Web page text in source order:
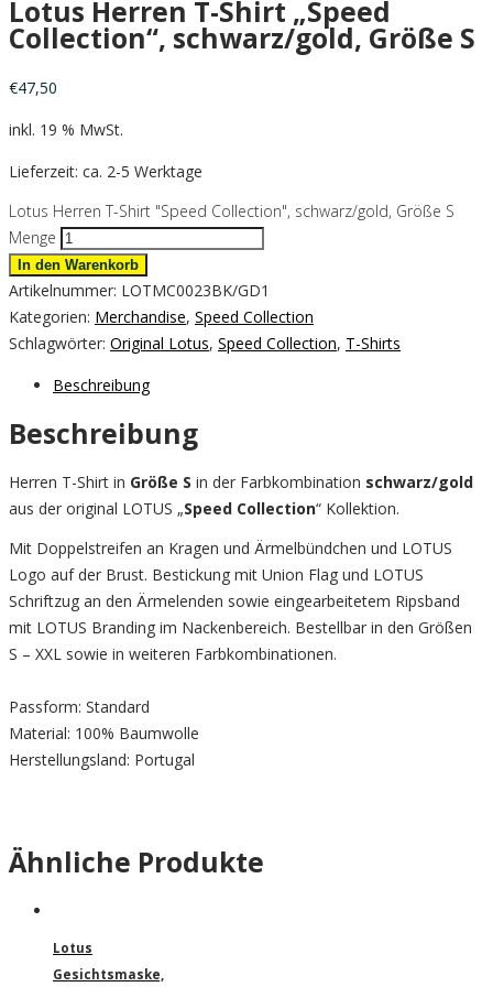
Lotus Herren T-Shirt „Speed
Collection“, schwarz/gold, Größe S
€47,50
inkl. 19 % MwSt.
Lieferzeit: ca. 2-5 Werktage
Lotus Herren T-Shirt "Speed Collection", schwarz/gold, Größe S
Menge
In den Warenkorb
Artikelnummer: LOTMC0023BK/GD1
Kategorien: Merchandise, Speed Collection
Schlagwörter: Original Lotus, Speed Collection, T-Shirts
Beschreibung
Beschreibung
Herren T-Shirt in Größe S in der Farbkombination schwarz/gold
aus der original LOTUS „Speed Collection“ Kollektion.
Mit Doppelstreifen an Kragen und Ärmelbündchen und LOTUS
Logo auf der Brust. Bestickung mit Union Flag und LOTUS
Schriftzug an den Ärmelenden sowie eingearbeitetem Ripsband
mit LOTUS Branding im Nackenbereich. Bestellbar in den Größen
S – XXL sowie in weiteren Farbkombinationen.
Passform: Standard
Material: 100% Baumwolle
Herstellungsland: Portugal
Ähnliche Produkte
Lotus
Gesichtsmaske,